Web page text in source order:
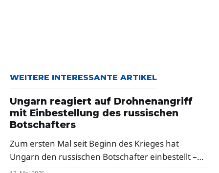
WEITERE INTERESSANTE ARTIKEL
Ungarn reagiert auf Drohnenangriff
mit Einbestellung des russischen
Botschafters
Zum ersten Mal seit Beginn des Krieges hat
Ungarn den russischen Botschafter einbestellt –
als Reaktion auf russische Drohnenangriffe auf die